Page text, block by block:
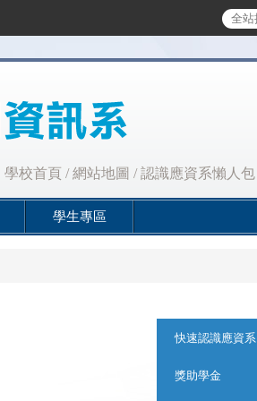
學校首頁 /網站地圖 /認識應資系懶人包
學生專區
快速認識應資系
獎助學金